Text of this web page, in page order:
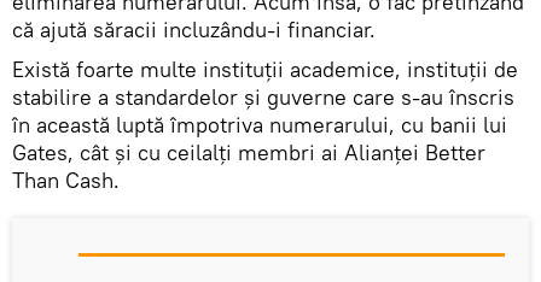
că ajută săracii incluzându-i financiar.
Există foarte multe instituţii academice, instituții de
stabilire a standardelor și guverne care s-au înscris
în această luptă împotriva numerarului, cu banii lui
Gates, cât și cu ceilalți membri ai Alianței Better
Than Cash.